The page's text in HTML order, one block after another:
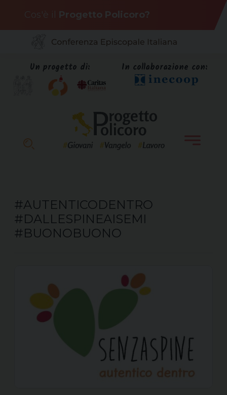
content
Cos'è il Progetto Policoro?
Un progetto di: In collaborazione con:
#AUTENTICODENTRO
#DALLESPINEAISEMI
#BUONOBUONO